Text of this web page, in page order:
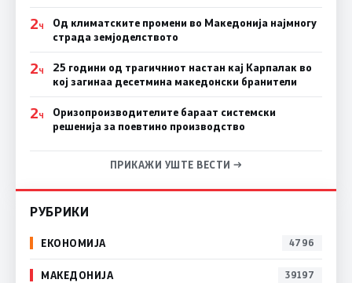
2Ч
Од климатските промени во Македонија најмногу
страда земјоделството
2Ч
25 години од трагичниот настан кај Карпалак во
кој загинаа десетмина македонски бранители
2Ч
Оризопроизводителите бараат системски
решенија за поевтино производство
ПРИКАЖИ УШТЕ ВЕСТИ →
РУБРИКИ
ЕКОНОМИЈА 4796
МАКЕДОНИЈА 39197